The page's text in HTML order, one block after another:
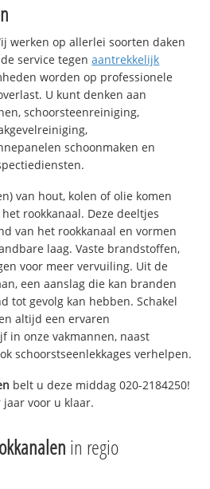
werken op allerlei soorten daken
service tegenaantrekkelijk
worden op professionele
U kunt denken aan
schoorsteenreiniging,
schoonmaken en
van hout, kolen of olie komen
rookkanaal. Deze deeltjes
van het rookkanaal en vormen
laag. Vaste brandstoffen,
voor meer vervuiling. Uit de
een aanslag die kan branden
tot gevolg kan hebben. Schakel
altijd een ervaren
in onze vakmannen, naast
schoorstseenlekkages verhelpen.
belt u deze middag 020-2184250!
voor u klaar.
in regio